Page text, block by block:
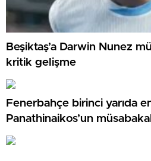
Beşiktaş’a Darwin Nunez
kritik gelişme
Fenerbahçe birinci yarıda
Panathinaikos’un
Misli’den Günün Tüyoları!